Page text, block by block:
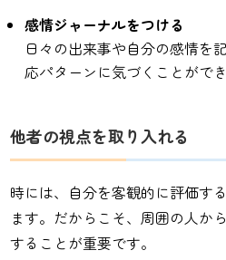
感情ジャーナルをつける
日々の出来事や自分の感情を
応パターンに気づくことができ
他者の視点を取り入れる
時には、自分を客観的に評価す
ます。だからこそ、周囲の人か
することが重要です。